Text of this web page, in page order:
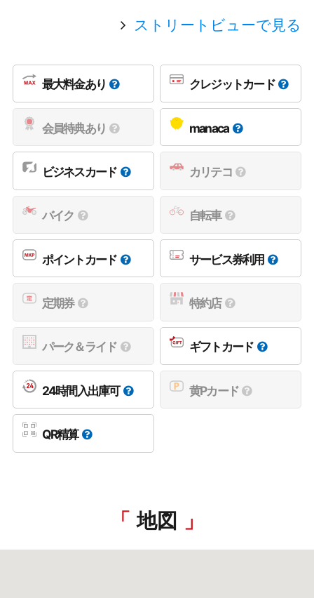
ストリートビューで見る
最大料金あり クレジットカード
会員特典あり manaca
ビジネスカード カリテコ
バイク 自転車
ポイントカード サービス券利用
定期券 特約店
パーク＆ライド ギフトカード
24時間入出庫可 黄Pカード
QR精算
地図